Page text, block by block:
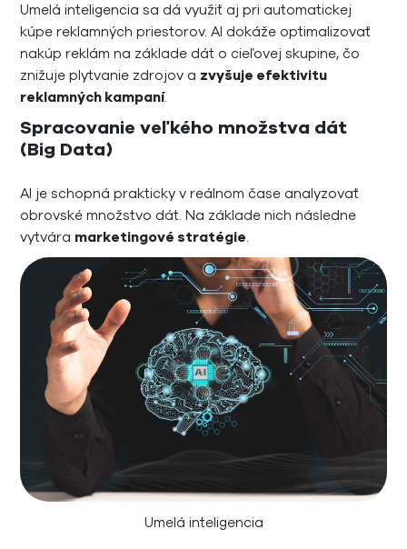
Umelá inteligencia sa dá využiť aj pri automatickej
kúpe reklamných priestorov. AI dokáže optimalizovať
nakúp reklám na základe dát o cieľovej skupine, čo
znižuje plytvanie zdrojov a zvyšuje efektivitu
reklamných kampaní.
Spracovanie veľkého množstva dát
(Big Data)
AI je schopná prakticky v reálnom čase analyzovať
obrovské množstvo dát. Na základe nich následne
vytvára marketingové stratégie.
Umelá inteligencia